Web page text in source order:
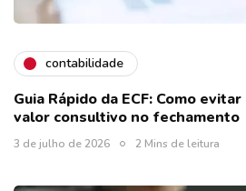
contabilidade
Guia Rápido da ECF: Como
valor consultivo no fechamento
3 de julho de 2026 2 Mins de leitura